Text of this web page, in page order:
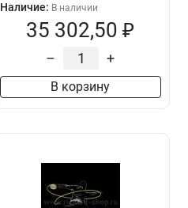
Наличие: В наличии
35 302,50 ₽
– +
В корзину